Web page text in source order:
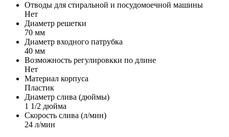
Отводы для стиральной и посудомоечной машины
Нет
Диаметр решетки
70 мм
Диаметр входного патрубка
40 мм
Возможность регулировкки по длине
Нет
Материал корпуса
Пластик
Диаметр слива (дюймы)
1 1/2 дюйма
Скорость слива (л/мин)
24 л/мин